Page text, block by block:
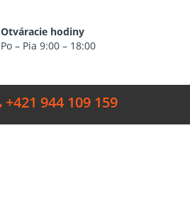
Otváracie hodiny
Po – Pia 9:00 – 18:00
+421 944 109 159